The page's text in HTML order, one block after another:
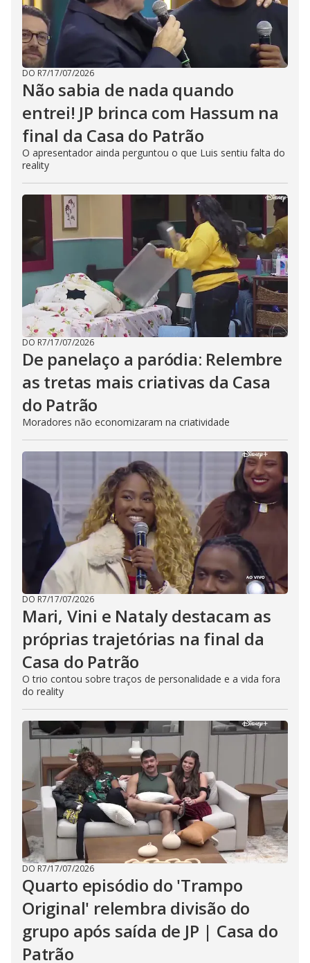
DO R7/17/07/2026
Não sabia de nada quando
entrei! JP brinca com Hassum na
final da Casa do Patrão
O apresentador ainda perguntou o que Luis sentiu falta do
reality
DO R7/17/07/2026
De panelaço a paródia: Relembre
as tretas mais criativas da Casa
do Patrão
Moradores não economizaram na criatividade
DO R7/17/07/2026
Mari, Vini e Nataly destacam as
próprias trajetórias na final da
Casa do Patrão
O trio contou sobre traços de personalidade e a vida fora
do reality
DO R7/17/07/2026
Quarto episódio do 'Trampo
Original' relembra divisão do
grupo após saída de JP | Casa do
Patrão